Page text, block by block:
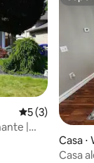
5 de uma
5 (3)
|
Casa
Casa